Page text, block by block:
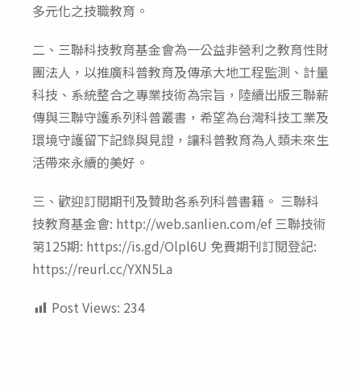
多元化之技職教育。
二、三聯科技教育基金會為一公益非營利之教育性財
團法人，以推廣科普教育及傳承大地工程監測、計量
科技、系統整合之專業技術為宗旨，陸續出版三聯薪
傳與三聯守護系列科普叢書，希望為台灣科技工業及
環境守護留下記錄與見證，讓科普教育為人類未來生
活帶來永續的美好。
三、歡迎訂閱期刊及贊助各系列科普書籍。 三聯科
技教育基金會: http://web.sanlien.com/ef 三聯技術
第125期: https://is.gd/Olpl6U 免費期刊訂閱登記:
https://reurl.cc/YXN5La
Post Views: 234